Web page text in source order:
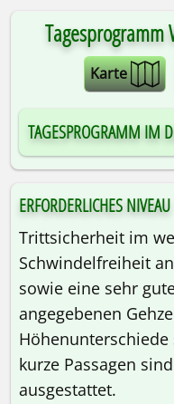
Tagesprogramm
Karte
TAGESPROGRAMM IM
ERFORDERLICHES NIVEAU
Trittsicherheit im
Schwindelfreiheit
sowie eine sehr
angegebenen
kurze Passagen
ausgestattet.